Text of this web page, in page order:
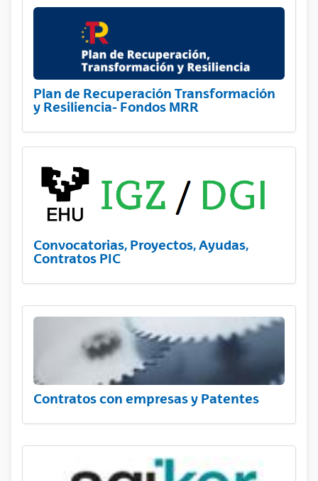
Plan de Recuperación Transformación
y Resiliencia- Fondos MRR
Convocatorias, Proyectos, Ayudas,
Contratos PIC
Contratos con empresas y Patentes